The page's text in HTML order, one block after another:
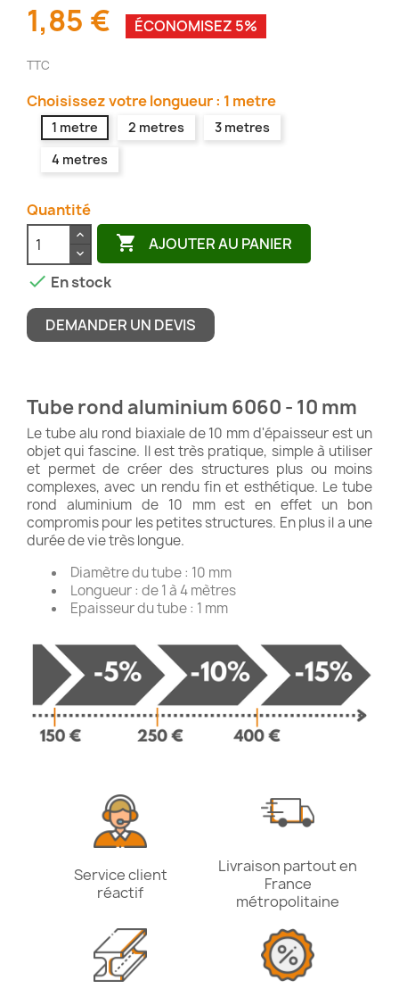
1,85 € ÉCONOMISEZ 5%
TTC
Choisissez votre longueur : 1 metre
1 metre 2 metres
3 metres
4 metres
Quantité
 AJOUTER AU PANIER
 En stock
DEMANDER UN DEVIS
Tube rond aluminium 6060 - 10 mm
Le tube alu rond biaxiale de 10 mm d'épaisseur est un
objet qui fascine. Il est très pratique, simple à utiliser
et permet de créer des structures plus ou moins
complexes, avec un rendu fin et esthétique. Le tube
rond aluminium de 10 mm est en effet un bon
compromis pour les petites structures. En plus il a une
durée de vie très longue.
Diamètre du tube : 10 mm
Longueur : de 1 à 4 mètres
Epaisseur du tube : 1 mm
Service client
réactif
Livraison partout en
France
métropolitaine